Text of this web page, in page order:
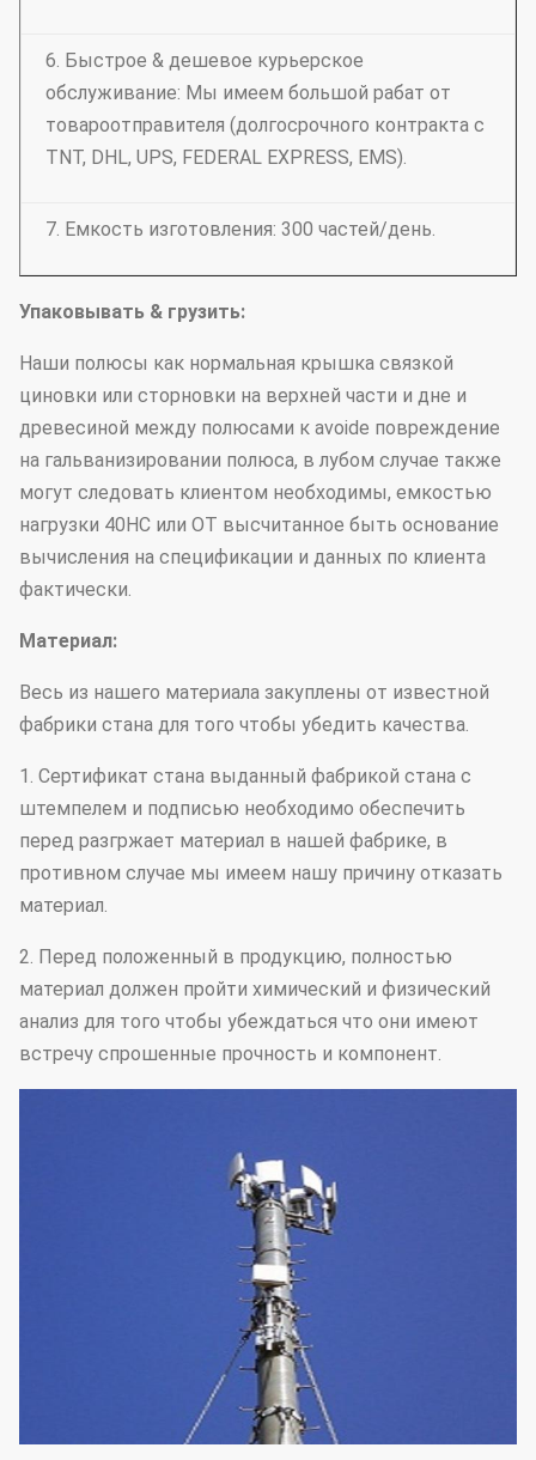
6. Быстрое & дешевое курьерское
обслуживание: Мы имеем большой рабат от
товароотправителя (долгосрочного контракта с
TNT, DHL, UPS, FEDERAL EXPRESS, EMS).
7. Емкость изготовления: 300 частей/день.
Упаковывать & грузить:
Наши полюсы как нормальная крышка связкой
циновки или сторновки на верхней части и дне и
древесиной между полюсами к avoide повреждение
на гальванизировании полюса, в лубом случае также
могут следовать клиентом необходимы, емкостью
нагрузки 40HC или OT высчитанное быть основание
вычисления на спецификации и данных по клиента
фактически.
Материал:
Весь из нашего материала закуплены от известной
фабрики стана для того чтобы убедить качества.
1. Сертификат стана выданный фабрикой стана с
штемпелем и подписью необходимо обеспечить
перед разгржает материал в нашей фабрике, в
противном случае мы имеем нашу причину отказать
материал.
2. Перед положенный в продукцию, полностью
материал должен пройти химический и физический
анализ для того чтобы убеждаться что они имеют
встречу спрошенные прочность и компонент.